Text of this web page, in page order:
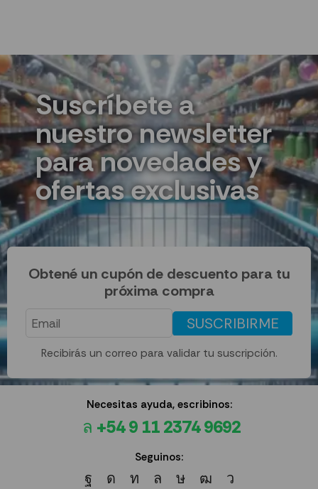
Suscríbete a
nuestro newsletter
para novedades y
ofertas exclusivas
Obtené un cupón de descuento para tu
próxima compra
SUSCRIBIRME
Recibirás un correo para validar tu suscripción.
Necesitas ayuda, escribinos:
+54 9 11 2374 9692
Seguinos: